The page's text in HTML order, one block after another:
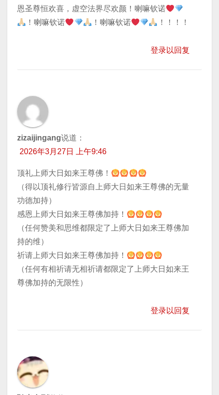
恩圣尊恒欢喜，虚空法界尽欢颜！喇嘛钦诺
！喇嘛钦诺
！喇嘛钦诺 ！！！！
登录以回复
zizaijingang说道：
2026年3月27日 上午9:46
顶礼上师大日如来王尊佛！
（得以顶礼修行皆源自上师大日如来王尊佛的无量
功德加持）
感恩上师大日如来王尊佛加持！
（任何赞美和思维都限定了上师大日如来王尊佛加
持的维）
祈请上师大日如来王尊佛加持！
（任何有相祈请无相祈请都限定了上师大日如来王
尊佛加持的无限性）
登录以回复